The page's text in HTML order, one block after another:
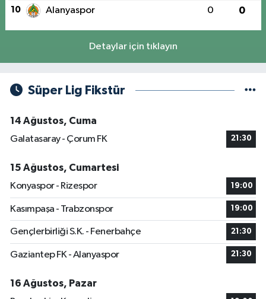
10 Alanyaspor 0 0
Detaylar için tıklayın
Süper Lig Fikstür
14 Ağustos, Cuma
Galatasaray - Çorum FK
21:30
15 Ağustos, Cumartesi
Konyaspor - Rizespor
19:00
Kasımpaşa - Trabzonspor 19:00
Gençlerbirliği S.K. - Fenerbahçe 21:30
Gaziantep FK - Alanyaspor 21:30
16 Ağustos, Pazar